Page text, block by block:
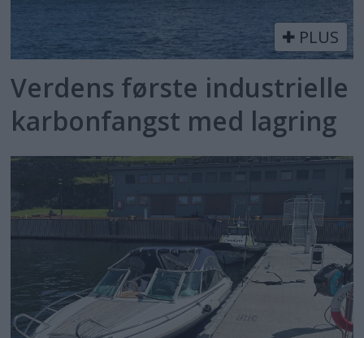
PLUS
Verdens første industrielle
karbonfangst med lagring